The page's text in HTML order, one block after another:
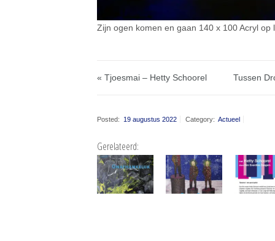
Zijn ogen komen en gaan 140 x 100 Acryl op
« Tjoesmai – Hetty Schoorel Tussen
Posted: 19 augustus 2022 Category: Actueel
Gerelateerd: